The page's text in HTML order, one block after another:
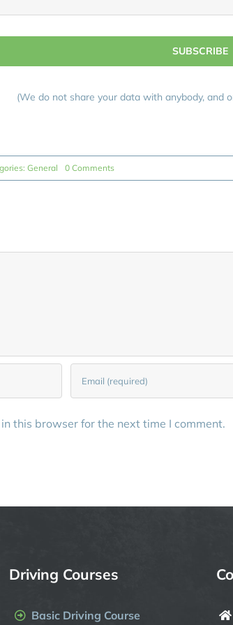
SUBSCRIBE
(We do not share your data with anybody, and
General 0 Commentson
Avada
this browser for the next time I comment.
Driving Courses
Basic Driving Course